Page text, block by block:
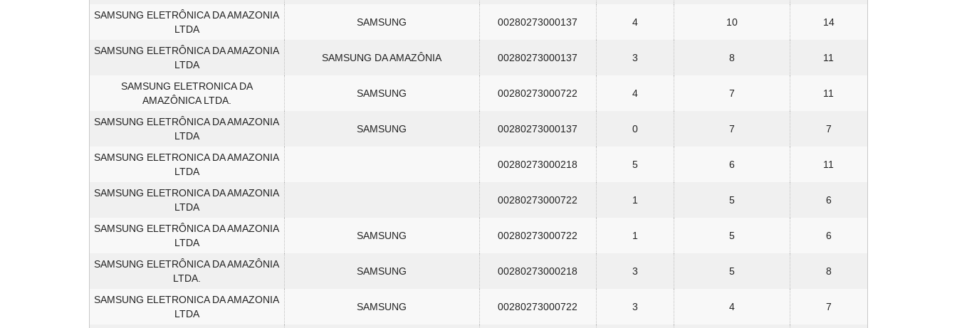
SAMSUNG ELETRÔNICA DA AMAZONIA
LTDA
SAMSUNG 00280273000137 4 10 14
SAMSUNG ELETRÔNICA DA AMAZONIA
LTDA
SAMSUNG DA AMAZÔNIA 00280273000137 3 8 11
SAMSUNG ELETRONICA DA
AMAZÔNICA LTDA.
SAMSUNG 00280273000722 4 7 11
SAMSUNG ELETRÔNICA DA AMAZONIA
LTDA
SAMSUNG 00280273000137 0 7 7
SAMSUNG ELETRONICA DA AMAZONIA
LTDA
00280273000218 5 6 11
SAMSUNG ELETRONICA DA AMAZONIA
LTDA
00280273000722 1 5 6
SAMSUNG ELETRÔNICA DA AMAZONIA
LTDA
SAMSUNG 00280273000722 1 5 6
SAMSUNG ELETRÔNICA DA AMAZÔNIA
LTDA.
SAMSUNG 00280273000218 3 5 8
SAMSUNG ELETRONICA DA AMAZONIA
LTDA
SAMSUNG 00280273000722 3 4 7